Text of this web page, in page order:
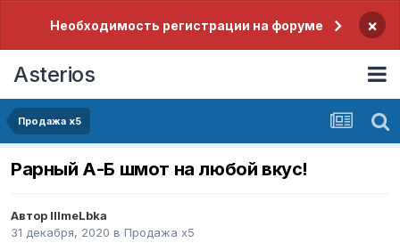
Необходимость регистрации на форуме ×
Asterios
Продажа x5
Рарный А-Б шмот на любой вкус!
Автор IIImeLbka
31 декабря, 2020 в Продажа x5